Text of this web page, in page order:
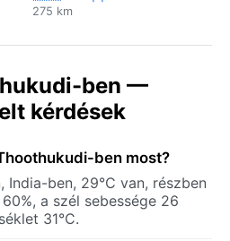
275 km
ben —
kérdések
ben most?
ben, 29°C van, részben
a szél sebessége 26
31°C.